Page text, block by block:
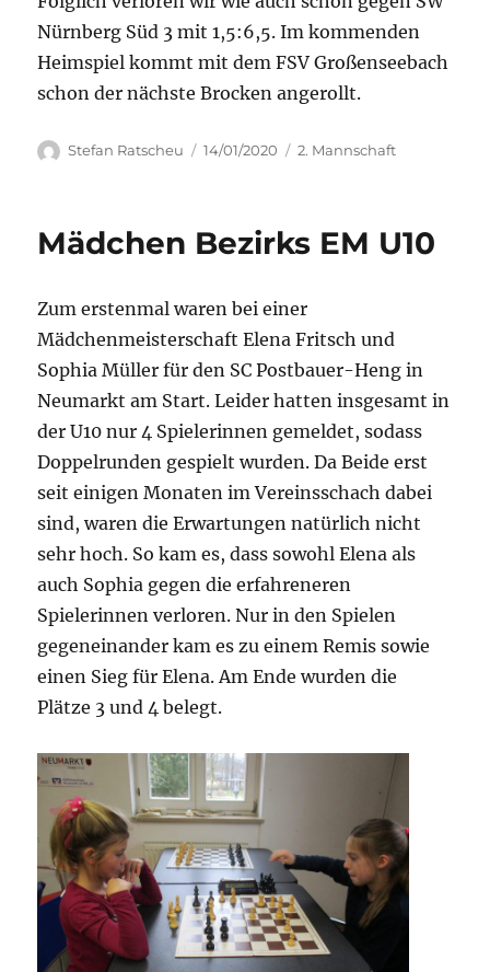
Nürnberg Süd 3 mit 1,5:6,5. Im kommenden
Heimspiel kommt mit dem FSV Großenseebach
schon der nächste Brocken angerollt.
Autor
Stefan Ratscheu
Veröffentlicht
14/01/2020 Kategorien
2. Mannschaft
Mädchen Bezirks EM U10
Zum erstenmal waren bei einer
Mädchenmeisterschaft Elena Fritsch und
Sophia Müller für den SC Postbauer-Heng in
Neumarkt am Start. Leider hatten insgesamt in
der U10 nur 4 Spielerinnen gemeldet, sodass
Doppelrunden gespielt wurden. Da Beide erst
seit einigen Monaten im Vereinsschach dabei
sind, waren die Erwartungen natürlich nicht
sehr hoch. So kam es, dass sowohl Elena als
auch Sophia gegen die erfahreneren
Spielerinnen verloren. Nur in den Spielen
gegeneinander kam es zu einem Remis sowie
einen Sieg für Elena. Am Ende wurden die
Plätze 3 und 4 belegt.